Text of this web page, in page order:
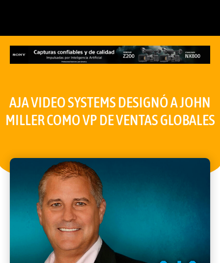
AJA VIDEO SYSTEMS DESIGNÓ A JOHN
MILLER COMO VP DE VENTAS GLOBALES